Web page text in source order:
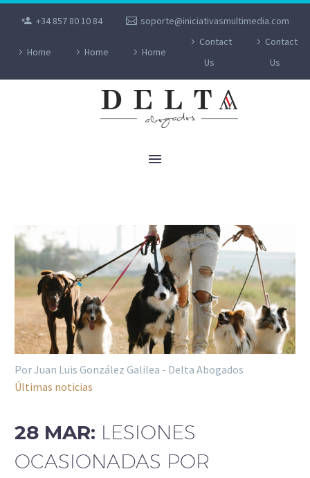
+34 857 80 10 84 soporte@iniciativasmultimedia.com
Home Home Home
Contact
Us
Contact
Us
ÚLTIMAS NOTICIAS
Por Juan Luis González Galilea - Delta Abogados
Últimas noticias
28 MAR: LESIONES
OCASIONADAS POR